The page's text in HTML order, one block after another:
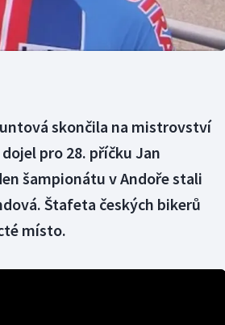
skončila na mistrovství
pro 28. příčku Jan
šampionátu v Andoře stali
Štafeta českých bikerů
místo.